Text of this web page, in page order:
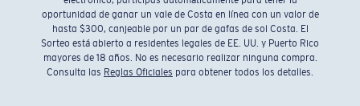
oportunidad de ganar un vale de Costa en línea con un valor de
hasta $300, canjeable por un par de gafas de sol Costa. El
Sorteo está abierto a residentes legales de EE. UU. y Puerto Rico
mayores de 18 años. No es necesario realizar ninguna compra.
Consulta las Reglas Oficiales para obtener todos los detalles.